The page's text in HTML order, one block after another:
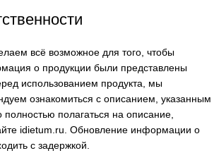
всё возможное для того, чтобы
о продукции были представлены
использованием продукта, мы
ознакомиться с описанием, указанным
полностью полагаться на описание,
idietum.ru . Обновление информации о
с задержкой.